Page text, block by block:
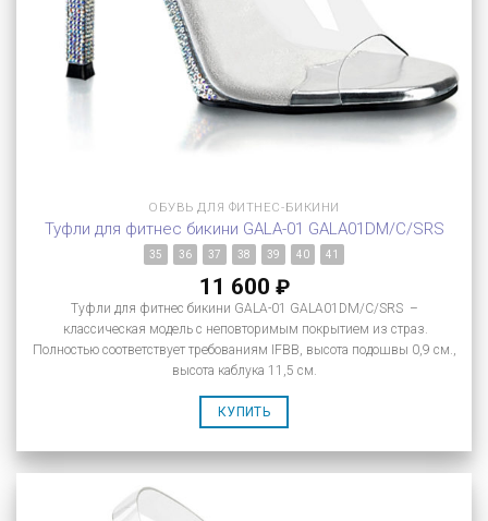
ОБУВЬ ДЛЯ ФИТНЕС-БИКИНИ
Туфли для фитнес бикини GALA-01 GALA01DM/C/SRS
35 36 37 38 39 40 41
11 600 ₽
Туфли для фитнес бикини GALA-01 GALA01DM/C/SRS –
классическая модель с неповторимым покрытием из страз.
Полностью соответствует требованиям IFBB, высота подошвы 0,9 см.,
высота каблука 11,5 см.
КУПИТЬ